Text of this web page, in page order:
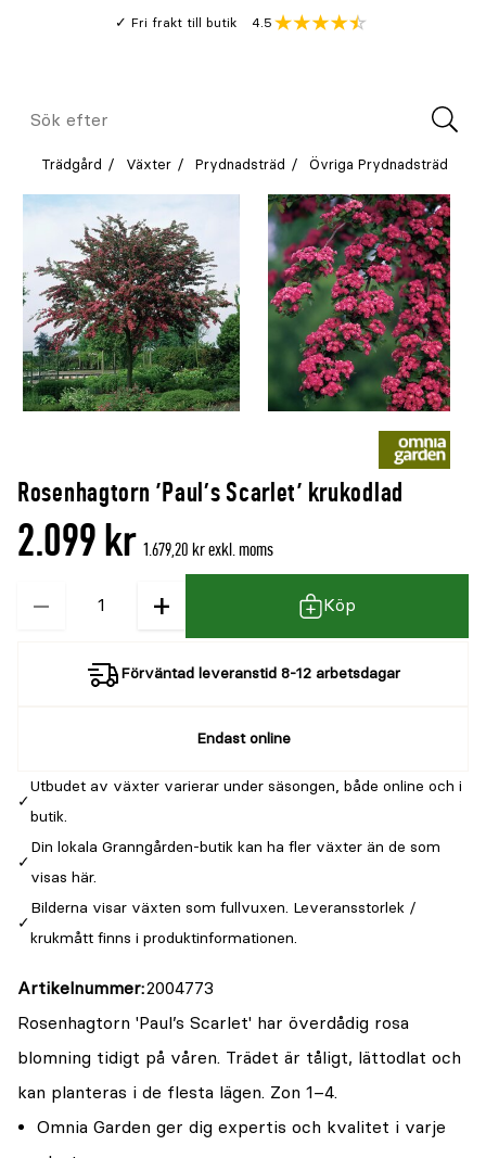
Fri frakt till butik
Genomsnitt
4.5
Meny
Sök
Trädgård Växter Prydnadsträd Övriga Prydnadsträd
Rosenhagtorn 'Paul’s Scarlet' krukodlad
2.099 kr 1.679,20 kr exkl. moms
− + Köp
Förväntad leveranstid 8-12 arbetsdagar
Endast online
Utbudet av växter varierar under säsongen, både online och i
butik.
Din lokala Granngården-butik kan ha fler växter än de som
visas här.
Bilderna visar växten som fullvuxen. Leveransstorlek /
krukmått finns i produktinformationen.
Artikelnummer 2004773
Rosenhagtorn 'Paul’s Scarlet' har överdådig rosa
blomning tidigt på våren. Trädet är tåligt, lättodlat och
kan planteras i de flesta lägen. Zon 1–4.
Omnia Garden ger dig expertis och kvalitet i varje